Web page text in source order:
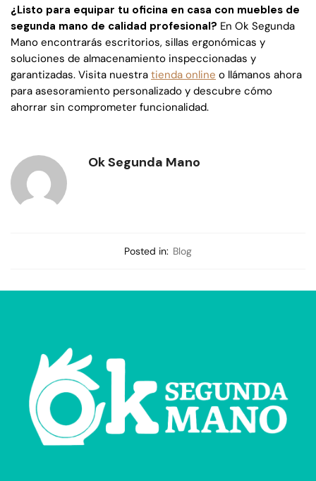
¿Listo para equipar tu oficina en casa con muebles de
segunda mano de calidad profesional? En Ok Segunda
Mano encontrarás escritorios, sillas ergonómicas y
soluciones de almacenamiento inspeccionadas y
garantizadas. Visita nuestra tienda online o llámanos ahora
para asesoramiento personalizado y descubre cómo
ahorrar sin comprometer funcionalidad.
Ok Segunda Mano
Posted in: Blog